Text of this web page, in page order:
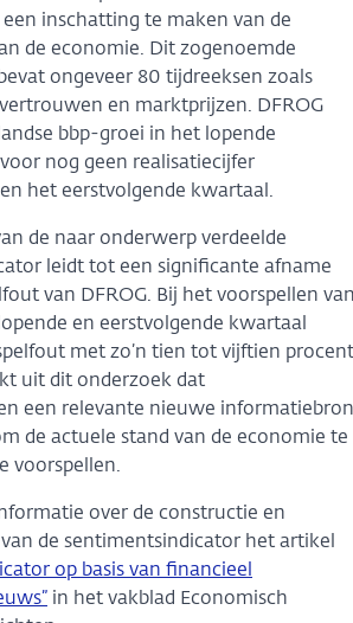
inschatting te maken van de
de economie. Dit zogenoemde
ongeveer 80 tijdreeksen zoals
en marktprijzen. DFROG
bbp-groei in het lopende
nog geen realisatiecijfer
het eerstvolgende kwartaal.
de naar onderwerp verdeelde
leidt tot een significante afname
van DFROG. Bij het voorspellen
en eerstvolgende kwartaal
met zo’n tien tot vijftien procent
uit dit onderzoek dat
een relevante nieuwe informatiebron
de actuele stand van de economie te
voorspellen.
over de constructie en
de sentimentsindicator het artikel
op basis van financieel
in het vakblad Economisch